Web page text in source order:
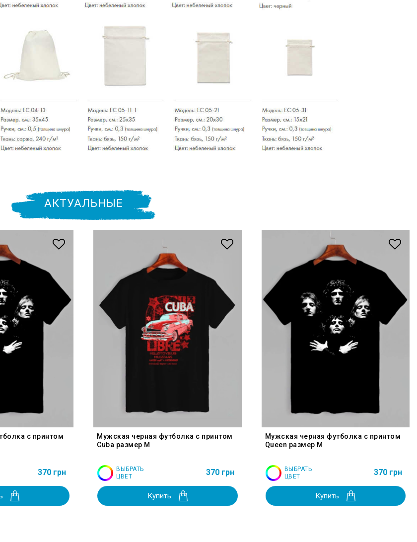
АКТУАЛЬНЫЕ
с принтом
370 грн
Мужская черная футболка с принтом
Cuba размер M
ВЫБРАТЬ
ЦВЕТ
370 грн
Купить
Мужская черная футболка с принтом
Queen размер M
ВЫБРАТЬ
ЦВЕТ
370 грн
Купить